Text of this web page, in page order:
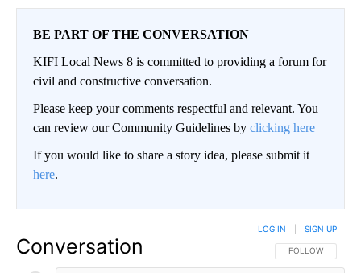
BE PART OF THE CONVERSATION
KIFI Local News 8 is committed to providing a forum for
civil and constructive conversation.
Please keep your comments respectful and relevant. You
can review our Community Guidelines by clicking here
If you would like to share a story idea, please submit it
here.
Conversation FOLLOW THIS
FOLLOW
LOG IN SIGN UP